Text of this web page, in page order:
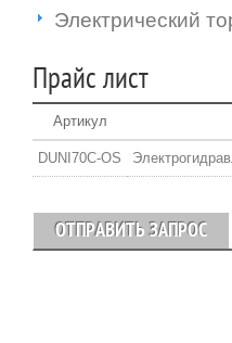
Электрический
Прайс лист
Артикул
DUNI70C-OS
ОТПРАВИТЬ ЗАПРОС